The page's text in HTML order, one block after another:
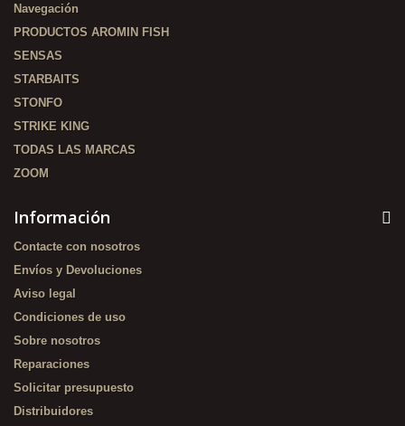
Navegación
PRODUCTOS AROMIN FISH
SENSAS
STARBAITS
STONFO
STRIKE KING
TODAS LAS MARCAS
ZOOM
Información
Contacte con nosotros
Envíos y Devoluciones
Aviso legal
Condiciones de uso
Sobre nosotros
Reparaciones
Solicitar presupuesto
Distribuidores